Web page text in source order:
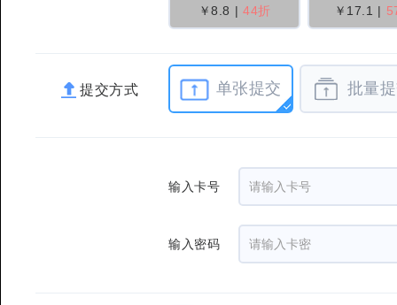
￥8.8 | 44折 ￥17.1 |
提交方式 单张提交 批量
输入卡号
输入密码